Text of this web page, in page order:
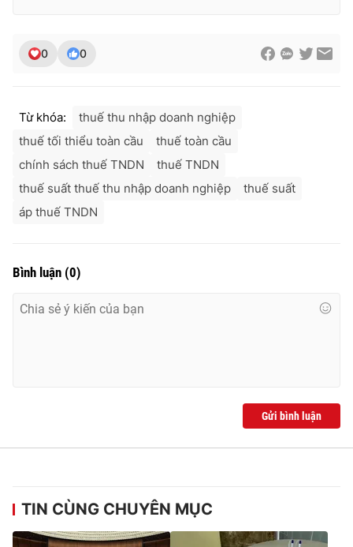
0 0
Từ khóa:
thuế thu nhập doanh nghiệp
thuế tối thiểu toàn cầu
thuế toàn cầu
chính sách thuế TNDN
thuế TNDN
thuế suất thuế thu nhập doanh nghiệp
thuế suất
áp thuế TNDN
Bình luận (0)
Gửi bình luận
TIN CÙNG CHUYÊN MỤC